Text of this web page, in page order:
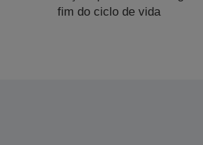
fim do ciclo de vida